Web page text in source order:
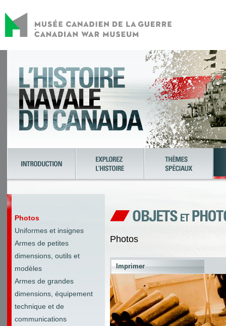
Photos
Uniformes et insignes
Armes de petites
dimensions, outils et
modèles
Armes de grandes
dimensions, équipement
technique et de
communications
Photos
Imprimer